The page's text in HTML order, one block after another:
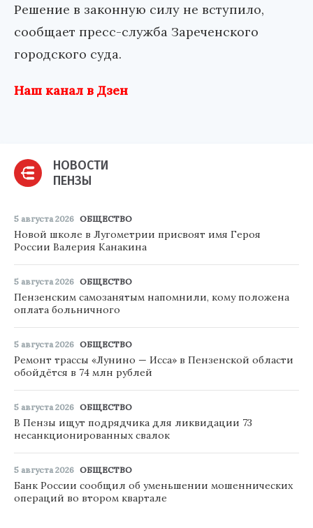
Решение в законную силу не вступило,
сообщает пресс-служба Зареченского
городского суда.
Наш канал в Дзен
НОВОСТИ
ПЕНЗЫ
5 августа 2026 ОБЩЕСТВО
Новой школе в Лугометрии присвоят имя Героя
России Валерия Канакина
5 августа 2026 ОБЩЕСТВО
Пензенским самозанятым напомнили, кому положена
оплата больничного
5 августа 2026 ОБЩЕСТВО
Ремонт трассы «Лунино — Исса» в Пензенской области
обойдётся в 74 млн рублей
5 августа 2026 ОБЩЕСТВО
В Пензы ищут подрядчика для ликвидации 73
несанкционированных свалок
5 августа 2026 ОБЩЕСТВО
Банк России сообщил об уменьшении мошеннических
операций во втором квартале